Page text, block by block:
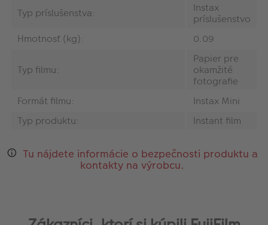
Typ príslušenstva:
Instax
príslušenstvo
Hmotnosť (kg):
0.09
Typ filmu:
Papier pre
okamžité
fotografie
Formát filmu:
Instax Mini
Typ produktu:
Instant film
Tu nájdete informácie o bezpečnosti produktu a
kontakty na výrobcu.